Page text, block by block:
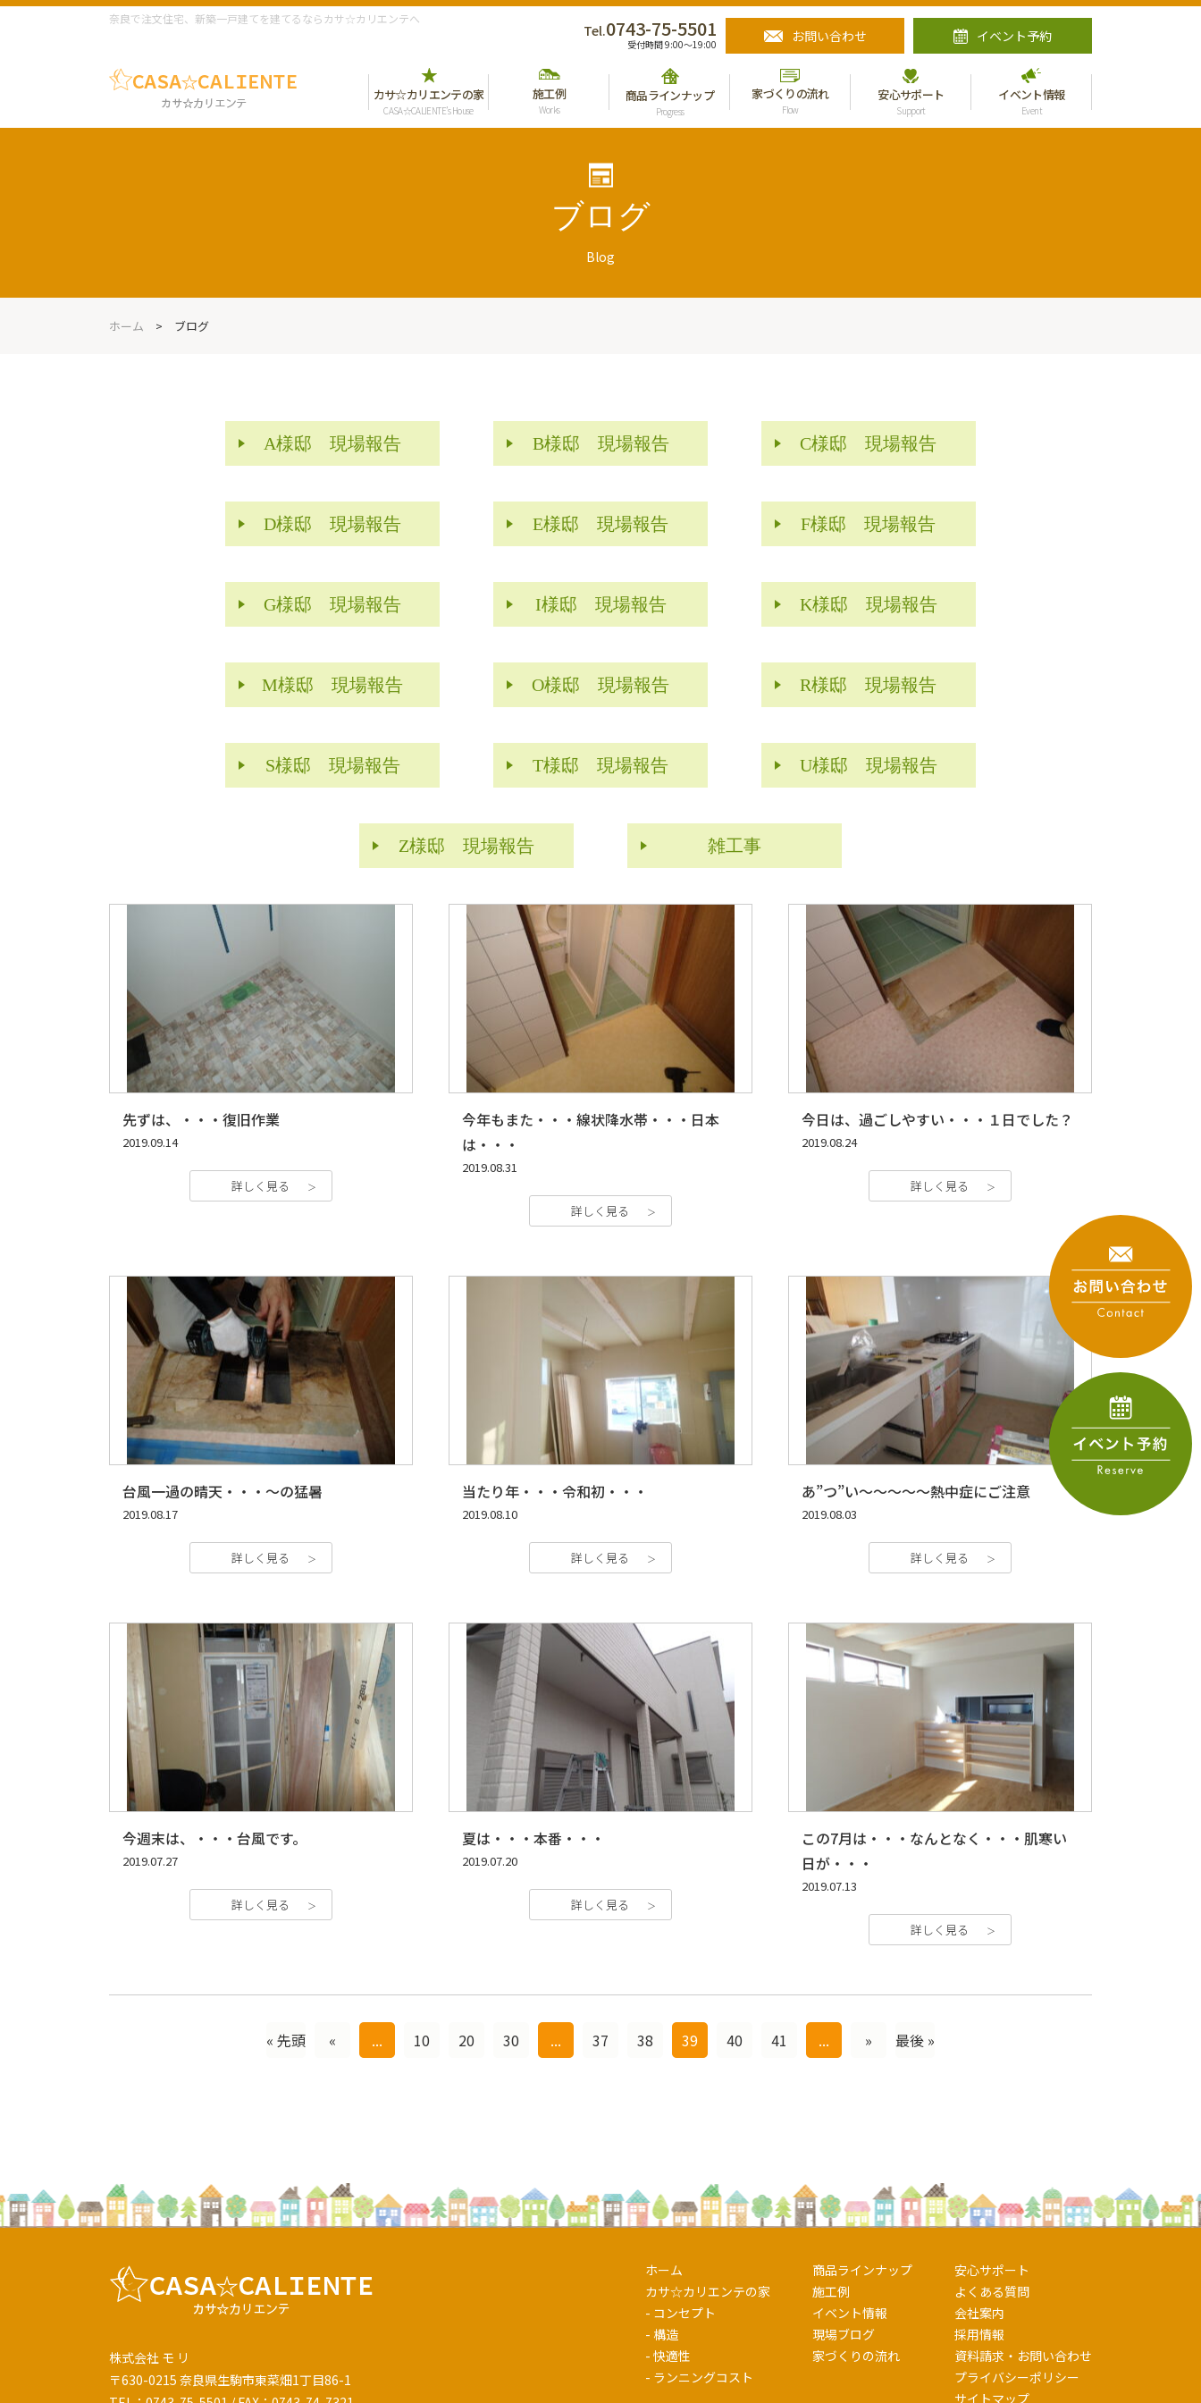
奈良で注文住宅、新築一戸建てを建てるならカサ☆カリエンテへ
Tel.0743-75-5501
受付時間 9:00〜19:00 お問い合わせ イベント予約
カサ☆カリエンテの家
CASA☆CALIENTE’s House
施工例
Works
商品ラインナップ
Progress
家づくりの流れ
Flow
安心サポート
Support
イベント情報
Event
ブログ
Blog
ホーム > ブログ
A様邸 現場報告 B様邸 現場報告 C様邸 現場報告
D様邸 現場報告 E様邸 現場報告 F様邸 現場報告
G様邸 現場報告 I様邸 現場報告 K様邸 現場報告
M様邸 現場報告 O様邸 現場報告 R様邸 現場報告
S様邸 現場報告 T様邸 現場報告 U様邸 現場報告
Z様邸 現場報告 雑工事
先ずは、・・・復旧作業
2019.09.14
詳しく見る
今年もまた・・・線状降水帯・・・日本
は・・・
2019.08.31
詳しく見る
今日は、過ごしやすい・・・１日でした？
2019.08.24
詳しく見る
台風一過の晴天・・・～の猛暑
2019.08.17
詳しく見る
当たり年・・・令和初・・・
2019.08.10
詳しく見る
あ”つ”い～～～～～熱中症にご注意
2019.08.03
詳しく見る
今週末は、・・・台風です。
2019.07.27
詳しく見る
夏は・・・本番・・・
2019.07.20
詳しく見る
この7月は・・・なんとなく・・・肌寒い
日が・・・
2019.07.13
詳しく見る
« 先頭 « ... 10 20 30 ... 37 38 39 40 41 ... » 最後 »
株式会社 モ リ
〒630-0215 奈良県生駒市東菜畑1丁目86-1
ホーム
カサ☆カリエンテの家
- コンセプト
- 構造
- 快適性
- ランニングコスト
商品ラインナップ
施工例
イベント情報
現場ブログ
家づくりの流れ
安心サポート
よくある質問
会社案内
採用情報
資料請求・お問い合わせ
プライバシーポリシー
サイトマップ